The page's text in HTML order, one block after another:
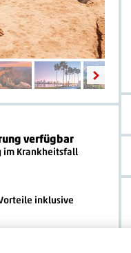
verfügbar
im Krankheitsfall
inklusive